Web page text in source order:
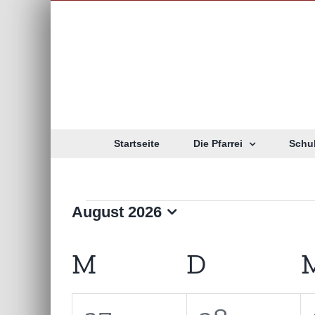
Startseite Die Pfarrei
Veranstaltungen
August 2026
Kalender
von
M MONTAG
D